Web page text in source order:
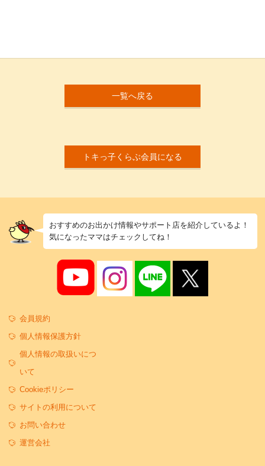
一覧へ戻る
トキっ子くらぶ会員になる
おすすめのお出かけ情報やサポート店を紹介しているよ！
気になったママはチェックしてね！
会員規約
個人情報保護方針
個人情報の取扱いにつ
いて
Cookieポリシー
サイトの利用について
お問い合わせ
運営会社